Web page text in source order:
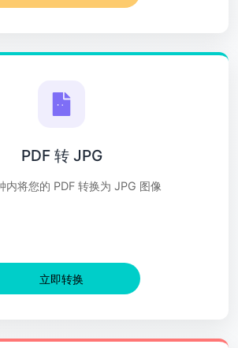
PDF 转 JPG
内将您的 PDF 转换为 JPG 图像
立即转换